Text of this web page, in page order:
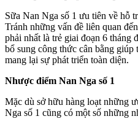
Sữa Nan Nga số 1 ưu tiên về hỗ
Tránh những vấn đề liên quan
phải nhất là trẻ giai đoạn 6 tháng
bổ sung công thức cân bằng giúp
mang lại sự phát triển toàn diện.
Nhược điểm Nan Nga số 1
Mặc dù sở hữu hàng loạt những
Nga số 1 cũng có một số những